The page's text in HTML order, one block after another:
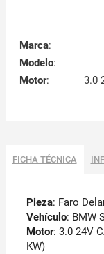
Marca:
Modelo:
Motor:
3.0
FICHA TÉCNICA
Pieza: Faro
Vehículo: BMW
Motor: 3.0 24V
KW)